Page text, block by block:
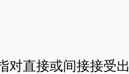
直接或间接接受出